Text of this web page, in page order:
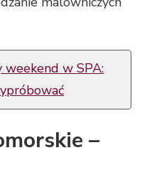
weekend w SPA:
–